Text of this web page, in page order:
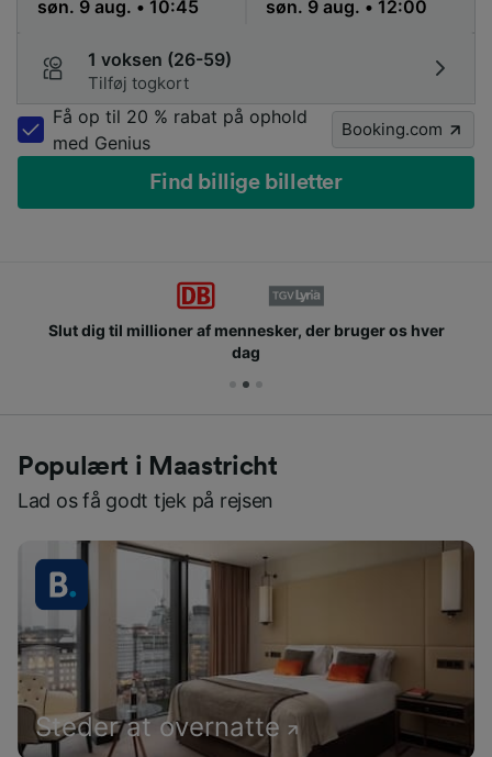
1 voksen (26-59)
Tilføj togkort
Få op til 20 % rabat på ophold
med Genius
Booking.com
Find billige billetter
Slut dig til millioner af mennesker, der bruger os hver
dag
Populært i Maastricht
Lad os få godt tjek på rejsen
Steder at overnatte